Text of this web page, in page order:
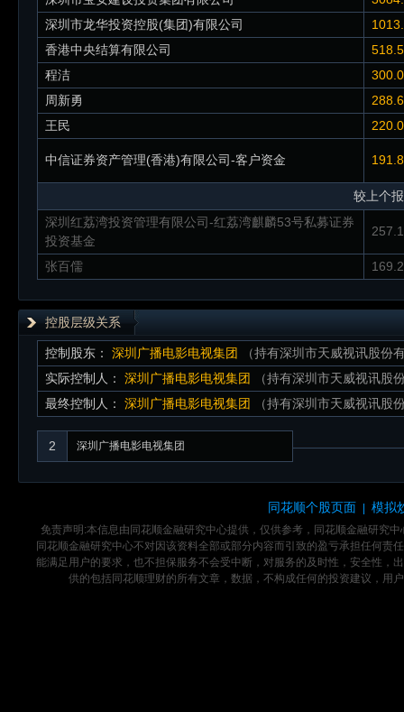
深圳市龙华投资控股(集团)有限公司
香港中央结算有限公司
程洁
周新勇
王民
中信证券资产管理(香港)有限公司-客户资金
较上个
深圳红荔湾投资管理有限公司-红荔湾麒麟53号私募证券
投资基金
张百儒
控股层级关系
控制股东： 深圳广播电影电视集团
（持有深圳市天威视讯股份
实际控制人：
深圳广播电影电视集团
（持有深圳市天威视讯股
最终控制人：
深圳广播电影电视集团 （持有深圳市天威视讯股
2 深圳广播电影电视集团
同花顺个股页面 模拟
免责声明:本信息由同花顺金融研究中心提供，仅供参考，同花顺金融研究
同花顺金融研究中心不对因该资料全部或部分内容而引致的盈亏承担任何
能满足用户的要求，也不担保服务不会受中断，对服务的及时性，安全性，
供的包括同花顺理财的所有文章，数据，不构成任何的投资建议，用